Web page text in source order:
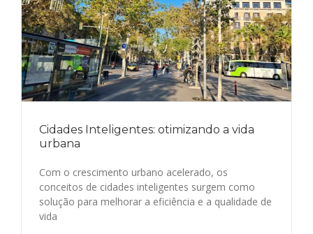
Cidades Inteligentes: otimizando a vida
urbana
Com o crescimento urbano acelerado, os
conceitos de cidades inteligentes surgem como
solução para melhorar a eficiência e a qualidade de
vida